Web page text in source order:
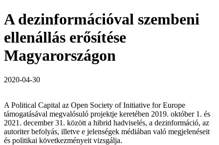
A dezinformációval szembeni
ellenállás erősítése
Magyarországon
2020-04-30
A Political Capital az Open Society of Initiative for Europe
támogatásával megvalósuló projektje keretében 2019. október 1. és
2021. december 31. között a hibrid hadviselés, a dezinformáció, az
autoriter befolyás, illetve e jelenségek médiában való megjelenéseit
és politikai következményeit vizsgálja.